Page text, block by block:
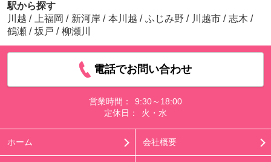
駅から探す
川越 / 上福岡 / 新河岸 / 本川越 / ふじみ野 / 川越市 / 志木 /
鶴瀬 / 坂戸 / 柳瀬川
電話でお問い合わせ
営業時間：
9:30～18:00
定休日：
火・水
ホーム 会社概要